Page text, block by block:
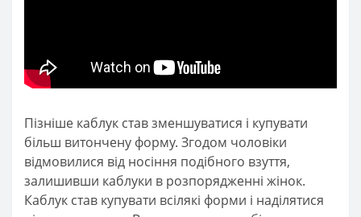
Пізніше каблук став зменшуватися і купувати
більш витончену форму. Згодом чоловіки
відмовилися від носіння подібного взуття,
залишивши каблуки в розпорядженні жінок.
Каблук став купувати всілякі форми і наділятися